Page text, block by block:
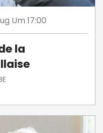
Um 17:00
la